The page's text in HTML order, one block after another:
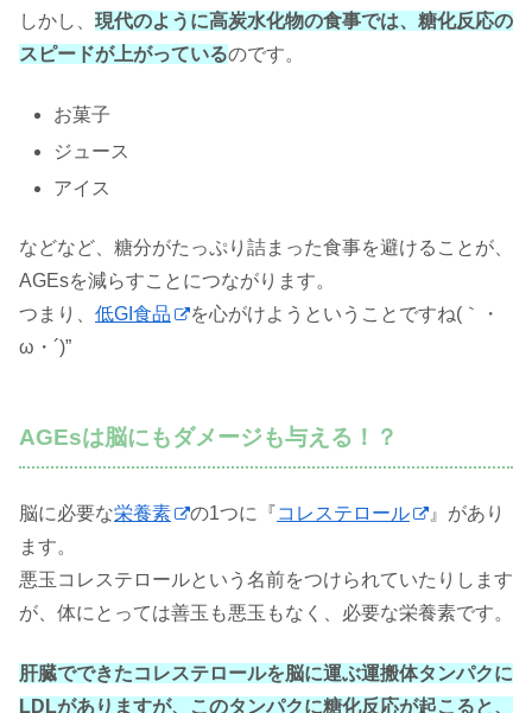
しかし、 現代のように高炭水化物の食事では、糖化反応の
スピードが上がっているのです。
お菓子
ジュース
アイス
などなど、糖分がたっぷり詰まった食事を避けることが、
AGEsを減らすことにつながります。
つまり、 低GI食品
を心がけようということですね(｀・
ω・´)”
AGEsは脳にもダメージも与える！？
脳に必要な栄養素 の1つに『コレステロール
』があり
ます。
悪玉コレステロールという名前をつけられていたりします
が、体にとっては善玉も悪玉もなく、必要な栄養素です。
肝臓でできたコレステロールを脳に運ぶ運搬体タンパクに
LDLがありますが、このタンパクに糖化反応が起こると、